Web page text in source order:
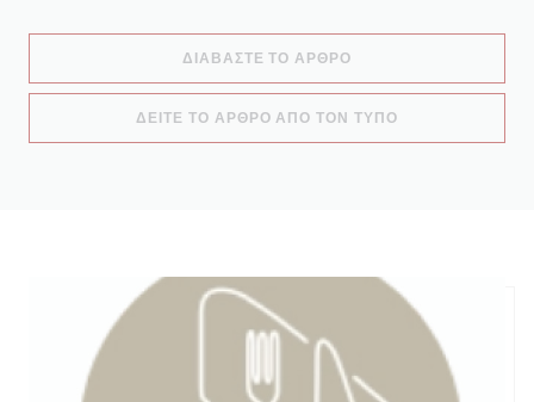
ΔΙΑΒΆΣΤΕ ΤΟ ΆΡΘΡΟ
ΔΕΊΤΕ ΤΟ ΆΡΘΡΟ ΑΠΌ ΤΟΝ ΤΎΠΟ((ΑΝΟΊΓΕΙ ΣΕ